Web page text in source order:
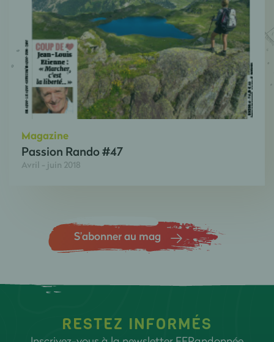
Magazine
Passion Rando #47
Avril - juin 2018
S’abonner au mag
RESTEZ INFORMÉS